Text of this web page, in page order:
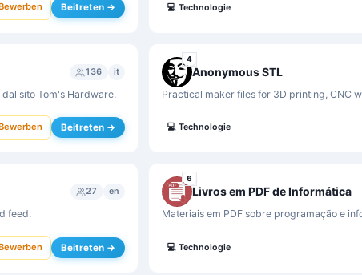
Bewerben Beitreten → 💻 Technologie
136 it
sito Tom's Hardware.
Bewerben Beitreten →
4
Anonymous STL
Practical maker files for 3D printing, CNC
💻 Technologie
27 en
feed.
Bewerben Beitreten →
6
Livros em PDF de Informática
Materiais em PDF sobre programação e
💻 Technologie